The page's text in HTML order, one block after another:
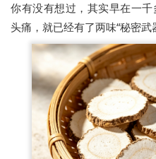
你有没有想过，其实早在一
头痛，就已经有了两味“秘密武